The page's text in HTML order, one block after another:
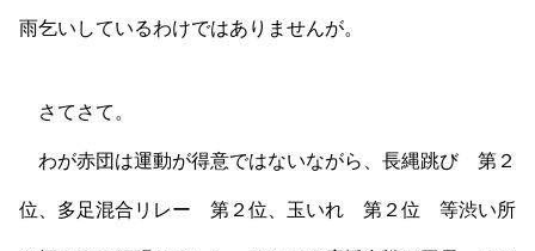
雨乞いしているわけではありませんが。
さてさて。
わが赤団は運動が得意ではないながら、長縄跳び 第２
位、多足混合リレー 第２位、玉いれ 第２位 等渋い所